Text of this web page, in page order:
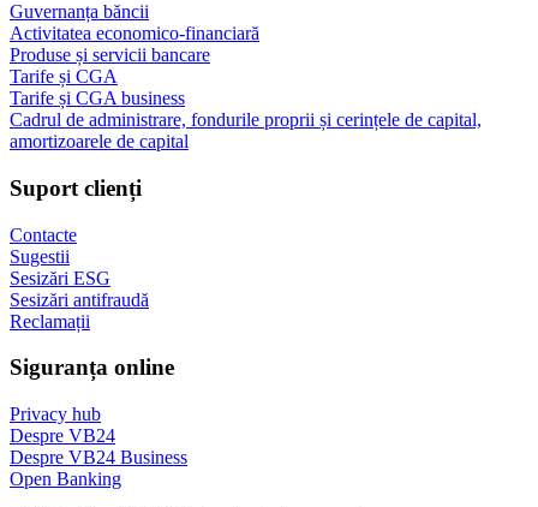
Guvernanța băncii
Activitatea economico-financiară
Produse și servicii bancare
Tarife și CGA
Tarife și CGA business
Cadrul de administrare, fondurile proprii și cerințele de capital,
amortizoarele de capital
Suport clienți
Contacte
Sugestii
Sesizări ESG
Sesizări antifraudă
Reclamații
Siguranța online
Privacy hub
Despre VB24
Despre VB24 Business
Open Banking